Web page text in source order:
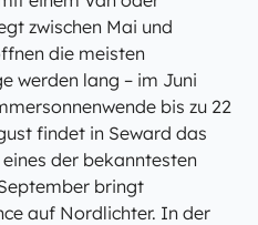
zwischen Mai und
die meisten
werden lang – im Juni
bis zu 22
findet in Seward das
der bekanntesten
bringt
auf Nordlichter. In der